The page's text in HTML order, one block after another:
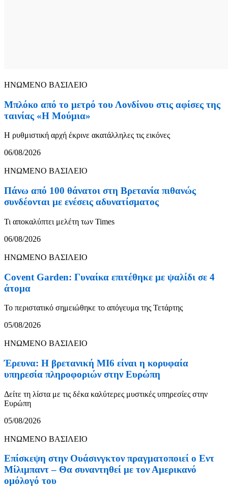
ΗΝΩΜΕΝΟ ΒΑΣΙΛΕΙΟ
Μπλόκο από το μετρό του Λονδίνου στις αφίσες της
ταινίας «Η Μούμια»
Η ρυθμιστική αρχή έκρινε ακατάλληλες τις εικόνες
06/08/2026
ΗΝΩΜΕΝΟ ΒΑΣΙΛΕΙΟ
Πάνω από 100 θάνατοι στη Βρετανία πιθανώς
συνδέονται με ενέσεις αδυνατίσματος
Τι αποκαλύπτει μελέτη των Times
06/08/2026
ΗΝΩΜΕΝΟ ΒΑΣΙΛΕΙΟ
Covent Garden: Γυναίκα επιτέθηκε με ψαλίδι σε 4
άτομα
Το περιστατικό σημειώθηκε το απόγευμα της Τετάρτης
05/08/2026
ΗΝΩΜΕΝΟ ΒΑΣΙΛΕΙΟ
Έρευνα: Η βρετανική MI6 είναι η κορυφαία
υπηρεσία πληροφοριών στην Ευρώπη
Δείτε τη λίστα με τις δέκα καλύτερες μυστικές υπηρεσίες στην
Ευρώπη
05/08/2026
ΗΝΩΜΕΝΟ ΒΑΣΙΛΕΙΟ
Επίσκεψη στην Ουάσινγκτον πραγματοποιεί ο Εντ
Μίλιμπαντ – Θα συναντηθεί με τον Αμερικανό
ομόλογό του